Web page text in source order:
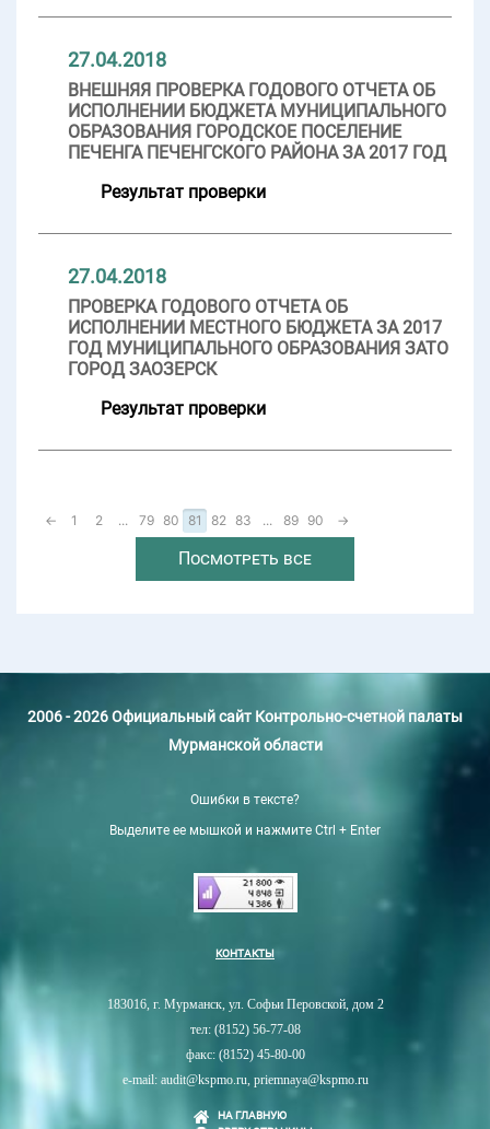
27.04.2018
ВНЕШНЯЯ ПРОВЕРКА ГОДОВОГО ОТЧЕТА ОБ
ИСПОЛНЕНИИ БЮДЖЕТА МУНИЦИПАЛЬНОГО
ОБРАЗОВАНИЯ ГОРОДСКОЕ ПОСЕЛЕНИЕ
ПЕЧЕНГА ПЕЧЕНГСКОГО РАЙОНА ЗА 2017 ГОД
Результат проверки
27.04.2018
ПРОВЕРКА ГОДОВОГО ОТЧЕТА ОБ
ИСПОЛНЕНИИ МЕСТНОГО БЮДЖЕТА ЗА 2017
ГОД МУНИЦИПАЛЬНОГО ОБРАЗОВАНИЯ ЗАТО
ГОРОД ЗАОЗЕРСК
Результат проверки
← 1 2 ... 79 80 81 82 83 ... 89 90 →
Посмотреть все
2006 - 2026 Официальный сайт Контрольно-счетной палаты
Мурманской области
Ошибки в тексте?
Выделите ее мышкой и нажмите Ctrl + Enter
КОНТАКТЫ
183016, г. Мурманск, ул. Софьи Перовской, дом 2
тел: (8152) 56-77-08
факс: (8152) 45-80-00
e-mail: audit@kspmo.ru, priemnaya@kspmo.ru
НА ГЛАВНУЮ